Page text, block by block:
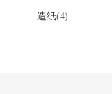
造纸(4)